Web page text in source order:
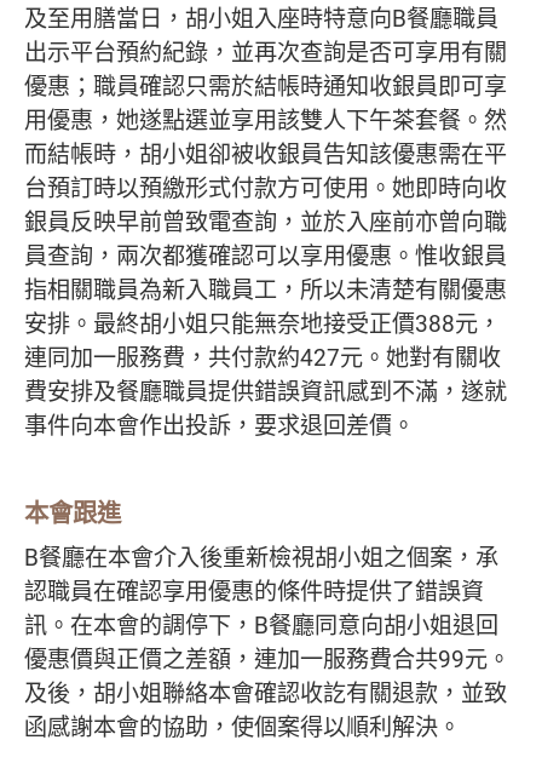
及至用膳當日，胡小姐入座時特意向B餐廳職員
出示平台預約紀錄，並再次查詢是否可享用有關
優惠；職員確認只需於結帳時通知收銀員即可享
用優惠，她遂點選並享用該雙人下午茶套餐。然
而結帳時，胡小姐卻被收銀員告知該優惠需在平
台預訂時以預繳形式付款方可使用。她即時向收
銀員反映早前曾致電查詢，並於入座前亦曾向職
員查詢，兩次都獲確認可以享用優惠。惟收銀員
指相關職員為新入職員工，所以未清楚有關優惠
安排。最終胡小姐只能無奈地接受正價388元，
連同加一服務費，共付款約427元。她對有關收
費安排及餐廳職員提供錯誤資訊感到不滿，遂就
事件向本會作出投訴，要求退回差價。
本會跟進
B餐廳在本會介入後重新檢視胡小姐之個案，承
認職員在確認享用優惠的條件時提供了錯誤資
訊。在本會的調停下，B餐廳同意向胡小姐退回
優惠價與正價之差額，連加一服務費合共99元。
及後，胡小姐聯絡本會確認收訖有關退款，並致
函感謝本會的協助，使個案得以順利解決。